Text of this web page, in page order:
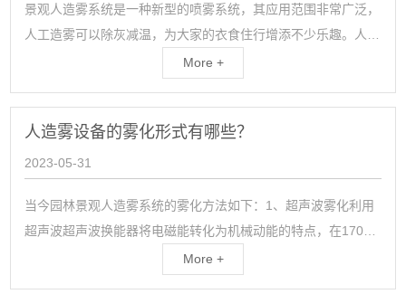
景观人造雾系统是一种新型的喷雾系统，其应用范围非常广泛，
人工造雾可以除灰减温，为大家的衣食住行增添不少乐趣。人工
造雾的应用领域其实是相当大的，那么，景观人造雾系统可以用
产出来。包括过滤器、继电器、高压泵、继电器...
More +
人造雾设备的雾化形式有哪些？
2023-05-31
当今园林景观人造雾系统的雾化方法如下：1、超声波雾化利用
超声波超声波换能器将电磁能转化为机械动能的特点，在170万
次I秒的高频波动作用下，将水雾化为Q55、超微粒，产生水ae
More +